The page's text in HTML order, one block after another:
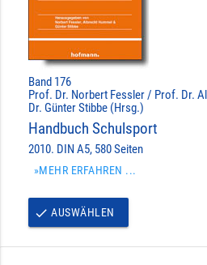
Band 176
Prof. Dr. Norbert Fessler / Prof. Dr.
Dr. Günter Stibbe (Hrsg.)
Handbuch Schulsport
2010. DIN A5, 580 Seiten
»MEHR ERFAHREN ...
done AUSWÄHLEN